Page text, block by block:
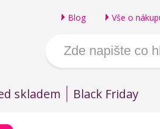
Blog Vše o
skladem Black Friday